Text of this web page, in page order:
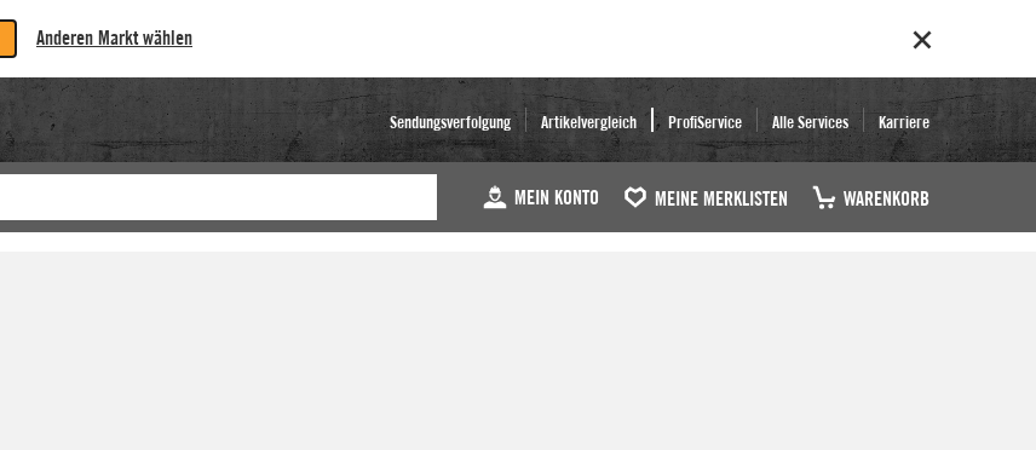
Anderen Markt wählen
Sendungsverfolgung Artikelvergleich ProfiService Alle Services Karriere
MEIN KONTO MEINE MERKLISTEN WARENKORB